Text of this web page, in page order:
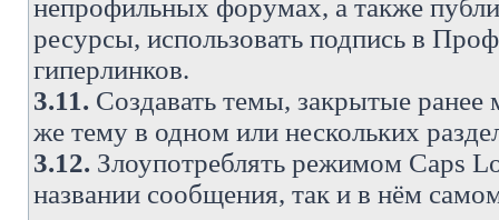
непрофильных форумах, а также
ресурсы, использовать подпись в
гиперлинков.
3.11. Создавать темы, закрытые ранее
же тему в одном или нескольких
3.12. Злоупотреблять режимом Caps
названии сообщения, так и в нём